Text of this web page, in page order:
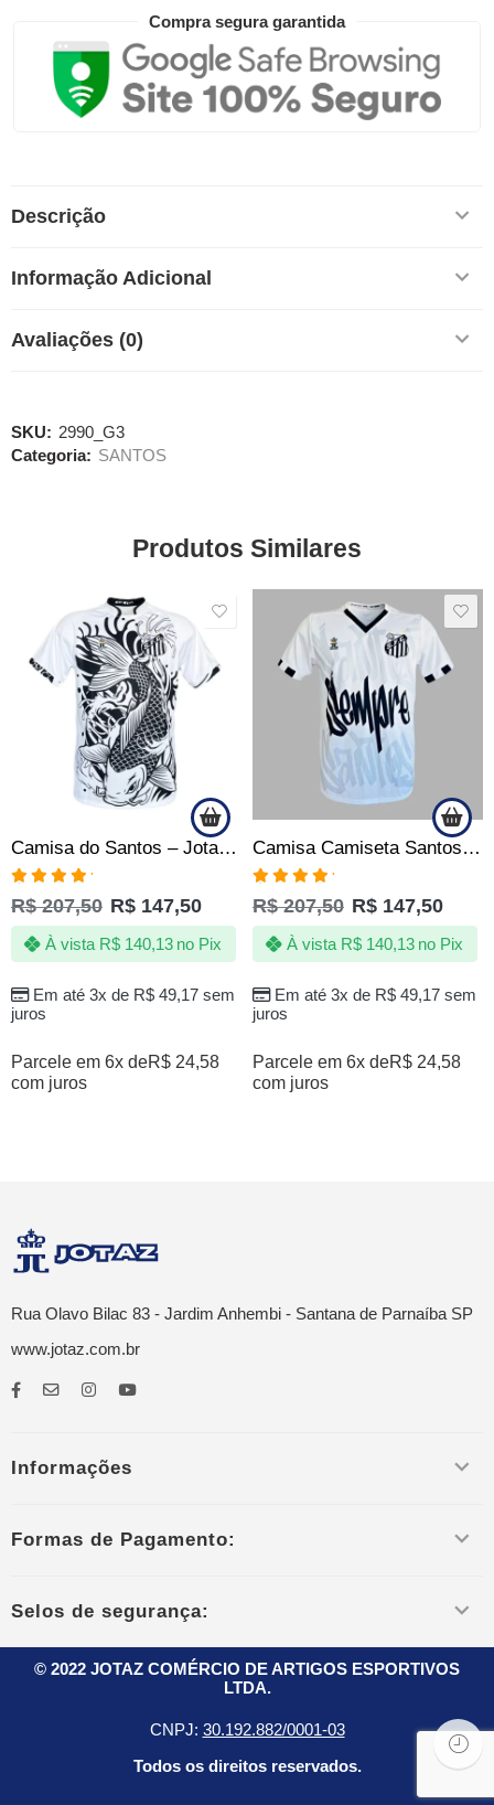
Compra segura garantida
Descrição
Informação Adicional
Avaliações (0)
SKU: 2990_G3
Categoria: SANTOS
Produtos Similares
Camisa do Santos – Jotaz – Carpa centenaria – Masculino
Avaliação
5.00de 5
R$207,50 R$ 147,50
Em até 3x de R$49,17sem
juros
À vista R$140,13 no Pix
Parcele em 6x deR$ 24,58
com juros
Camisa Camiseta Santos Sempre Santos – Eterno 10 – Oficial
Avaliação
5.00de 5
R$207,50 R$ 147,50
Em até 3x de R$49,17sem
juros
À vista R$140,13 no Pix
Parcele em 6x deR$ 24,58
com juros
Rua Olavo Bilac 83 - Jardim Anhembi - Santana de Parnaíba SP
www.jotaz.com.br
Informações
Formas de Pagamento:
Selos de segurança:
© 2022 JOTAZ COMÉRCIO DE ARTIGOS ESPORTIVOS
LTDA.
CNPJ: 30.192.882/0001-03
Todos os direitos reservados.